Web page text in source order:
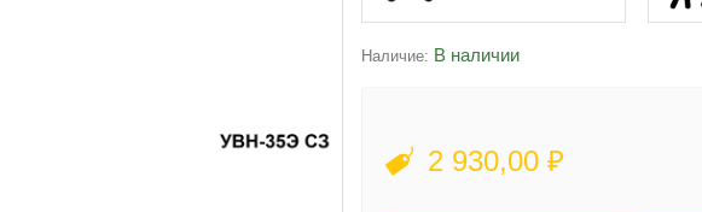
Наличие: В наличии
2 930,00 ₽